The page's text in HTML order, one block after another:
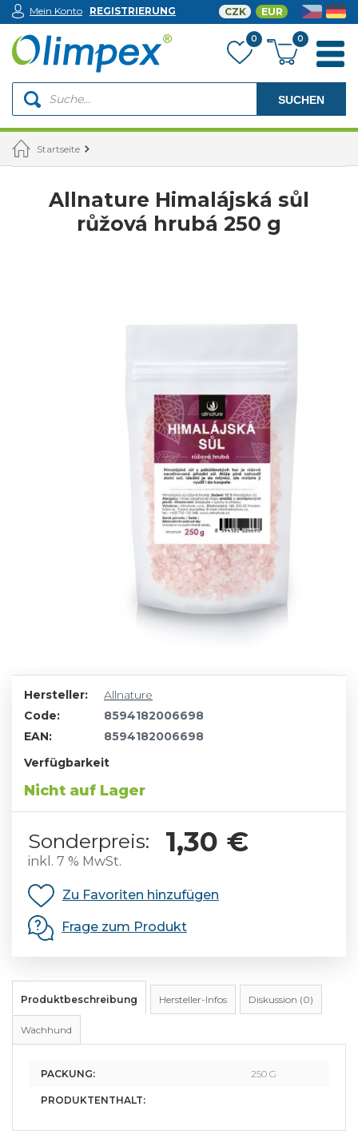
SUCHEN
Mein Konto REGISTRIERUNG
0
CZK EUR
0
Startseite
Allnature Himalájská sůl
růžová hrubá 250 g
Hersteller:
Allnature
Code:
8594182006698
EAN:
8594182006698
Verfügbarkeit
Nicht auf Lager
Sonderpreis: 1,30 €
inkl. 7 % MwSt.
Zu Favoriten hinzufügen
Frage zum Produkt
Produktbeschreibung Hersteller-Infos Diskussion (0)
Wachhund
PACKUNG: 250 G
PRODUKTENTHALT: